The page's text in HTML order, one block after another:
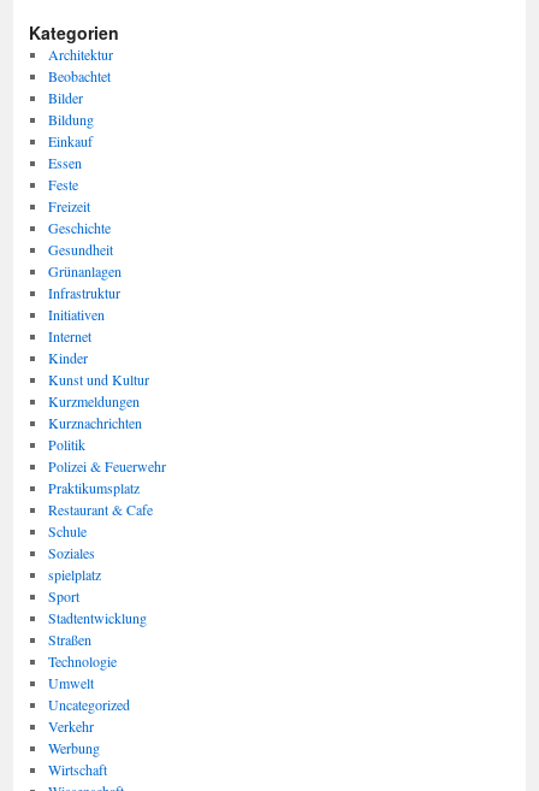
Kategorien
Architektur
Beobachtet
Bilder
Bildung
Einkauf
Essen
Feste
Freizeit
Geschichte
Gesundheit
Grünanlagen
Infrastruktur
Initiativen
Internet
Kinder
Kunst und Kultur
Kurzmeldungen
Kurznachrichten
Politik
Polizei & Feuerwehr
Praktikumsplatz
Restaurant & Cafe
Schule
Soziales
spielplatz
Sport
Stadtentwicklung
Straßen
Technologie
Umwelt
Uncategorized
Verkehr
Werbung
Wirtschaft